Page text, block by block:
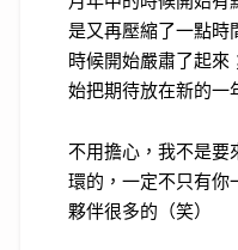
是又再壓縮了一點時
時候開始嚴肅了起來
始把期待放在新的一
不用擔心，我不是要
環的，一定不只有你
夥伴很多的（笑）